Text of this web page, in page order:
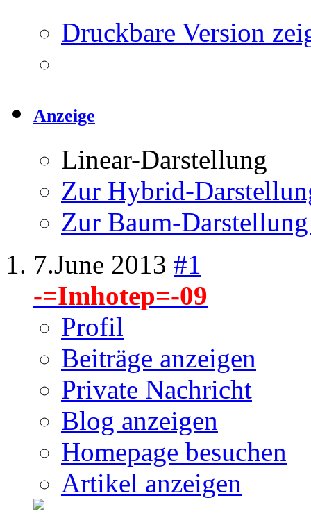
Druckbare Version
Anzeige
Linear-Darstellung
Zur Hybrid-
Zur Baum-
7.June 2013 #1
-=Imhotep=-09
Profil
Beiträge anzeigen
Private Nachricht
Blog anzeigen
Homepage besuchen
Artikel anzeigen